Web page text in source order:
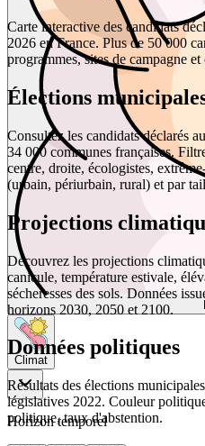
Climat
Horizon temporel
Carte interactive des candidats
2026 en France. Plus de 50 000
programmes, sites de campagne
Élections
Consultez les candidats déclarés
34 000 communes françaises.
centre, droite, écologistes,
(urbain, périurbain, rural) et par
Projections
Découvrez les projections
canicule, température estivale,
sécheresses des sols. Données
horizons 2030, 2050 et 2100.
Données politiques
Résultats des élections
législatives 2022. Couleur
politique, taux d'abstention.